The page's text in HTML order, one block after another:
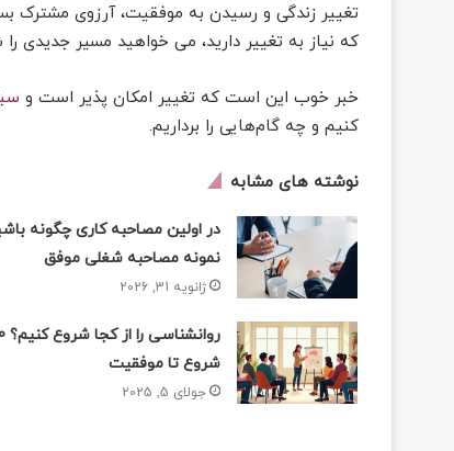
تغییر زندگی و رسیدن به موفقیت، آرزوی مشترک
که نیاز به تغییر دارید، می خواهید مسیر جدیدی
خبر خوب این است که تغییر امکان پذیر است و
کنیم و چه گام‌هایی را برداریم.
نوشته های مشابه
نمونه مصاحبه شغلی موفق
ژانویه 31, 2026
شروع تا موفقیت
جولای 5, 2025